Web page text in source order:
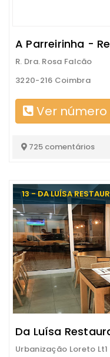
A Parreirinha -
R. Dra. Rosa Falcão
3220-216 Coimbra
Ver
725 comentários
13 - DA LUÍSA
Da Luísa
Urbanização Loreto Lt1